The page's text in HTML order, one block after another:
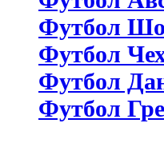
Футбол
Футбол
Футбол
Футбол